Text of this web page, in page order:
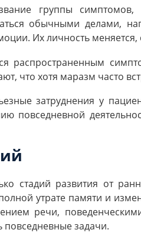
группы
обычными делами,
Их личность
распространенным
что хотя маразм часто
затруднения у
повседневной
стадий развития от
утрате памяти и
речи,
повседневные задачи.